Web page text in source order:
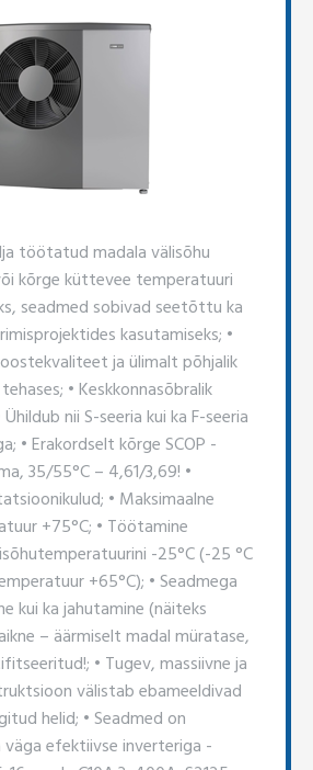
töötatud madala välisõhu
kõrge küttevee temperatuuri
seadmed sobivad seetõttu ka
kasutamiseks; •
ja ülimalt põhjalik
• Keskkonnasõbralik
nii S-seeria kui ka F-seeria
• Erakordselt kõrge SCOP -
35/55°C – 4,61/3,69! •
• Maksimaalne
+75°C; • Töötamine
-25°C (-25 °C
+65°C); • Seadmega
kui ka jahutamine (näiteks
– äärmiselt madal müratase,
• Tugev, massiivne ja
välistab ebameeldivad
helid; • Seadmed on
väga efektiivse inverteriga -